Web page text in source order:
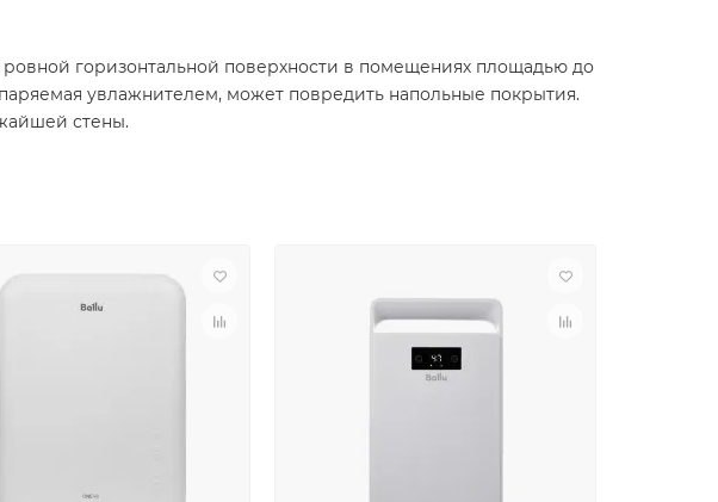
ровной горизонтальной поверхности в помещениях площадью до
увлажнителем, может повредить напольные покрытия.
стены.